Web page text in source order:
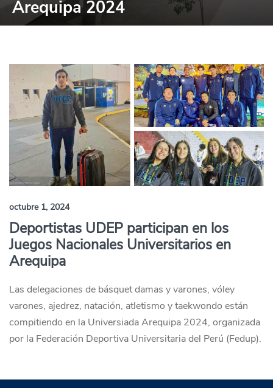
Arequipa 2024
octubre 1, 2024
Deportistas UDEP participan en los
Juegos Nacionales Universitarios en
Arequipa
Las delegaciones de básquet damas y varones, vóley
varones, ajedrez, natación, atletismo y taekwondo están
compitiendo en la Universiada Arequipa 2024, organizada
por la Federación Deportiva Universitaria del Perú (Fedup).